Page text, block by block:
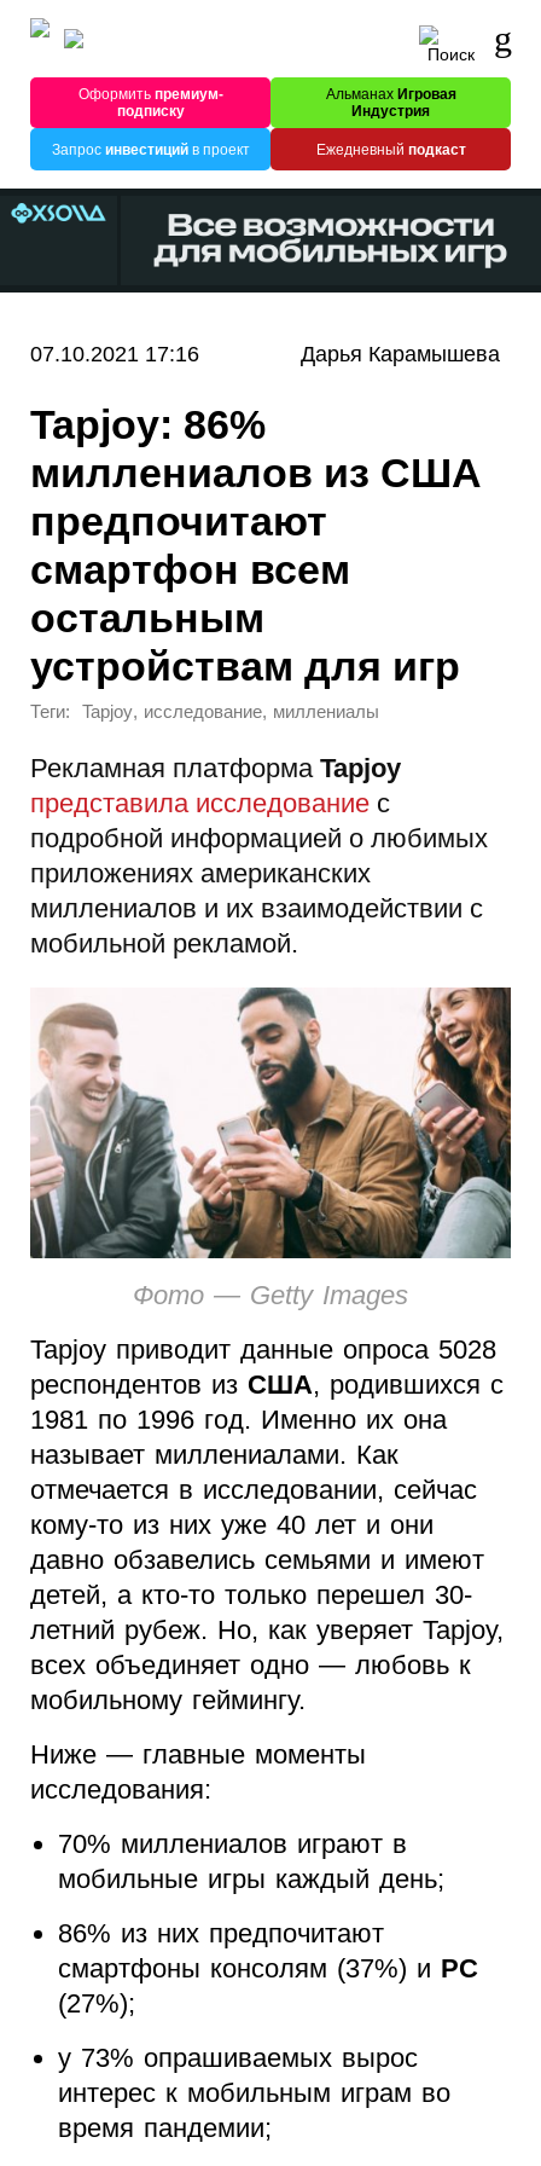
Оформитьпремиум-
подписку
Альманах Игровая
Индустрия
Запрос инвестицийв проект Ежедневный подкаст
07.10.2021 17:16 Дарья Карамышева
Tapjoy: 86%
миллениалов из США
предпочитают
смартфон всем
остальным
устройствам для игр
Теги: Tapjoy, исследование, миллениалы
Рекламная платформа Tapjoy
представила исследование с
подробной информацией о любимых
приложениях американских
миллениалов и их взаимодействии с
мобильной рекламой.
Фото — Getty Images
Tapjoy приводит данные опроса 5028
респондентов из США, родившихся с
1981 по 1996 год. Именно их она
называет миллениалами. Как
отмечается в исследовании, сейчас
кому-то из них уже 40 лет и они
давно обзавелись семьями и имеют
детей, а кто-то только перешел 30-
летний рубеж. Но, как уверяет Tapjoy,
всех объединяет одно — любовь к
мобильному геймингу.
Ниже — главные моменты
исследования:
70% миллениалов играют в
мобильные игры каждый день;
86% из них предпочитают
смартфоны консолям (37%) и PC
(27%);
у 73% опрашиваемых вырос
интерес к мобильным играм во
время пандемии;